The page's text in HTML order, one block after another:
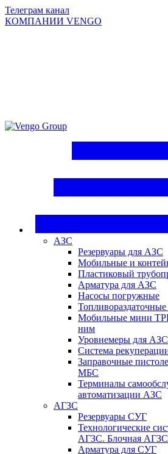
Телеграм канал
КОМПАНИИ VENGO
Group
АЗС
Резервуары для АЗС
Мобильные и
Пластиковый
Арматура для АЗС
Насосы погружные
Мобильные мини
ним
Уровнемеры для АЗС
Система
Заправочные
МБС
Терминалы
автоматизации АЗС
АГЗС
Резервуары СУГ
Технологические
АГЗС. Блочная
Арматура для СУГ